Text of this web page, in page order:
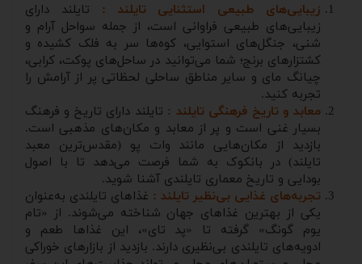
زیبایی‌های طبیعی استثنایی تایلند : تایلند دارای
زیبایی‌های طبیعی فراوانی است، از جمله سواحل آرام و
شنی، جنگل‌های استوایی، کوه‌ها سر به فلک کشیده و
کشتزارهای برنج؛ شما می‌توانید در ساحل‌های پوکت، کرابی،
چیانگ مای و سایر مناطق ساحلی لحظاتی پر از آرامش را
تجربه کنید.
معابد و تاریخ فرهنگی تایلند : تایلند دارای تاریخ و فرهنگ
بسیار غنی است و پر از معابد و مکان‌های مذهبی است.
بازدید از مکان‌هایی مانند وات پو (مقدس‌ترین معبد
تایلند) در بانکوک به شما فرصت می‌دهد تا با اصول
بودایی و تاریخ معماری تایلندی آشنا شوید.
تجربه‌های غذایی بی‌نظیر تایلند : غذاهای تایلندی به‌عنوان
یکی از بهترین غذاهای جهان شناخته می‌شوند. از «تام
یوم گونگ» گرفته تا «پد تای»، این غذاها طعم و
ادویه‌های تایلندی بی‌نظیری دارند. بازدید از بازارهای خوراکی